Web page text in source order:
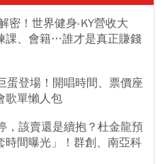
密！世界健身-KY營收大
課、會籍…誰才是真正賺錢
登場！開唱時間、票價座
歌單懶人包
，該賣還是續抱？杜金龍預
時間曝光」！群創、南亞科